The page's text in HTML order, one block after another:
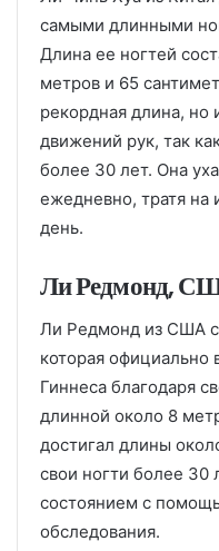
самыми длинными
Длина ее ногтей
метров и 65
рекордная длина, но
движений рук, так
более 30 лет. Она
ежедневно, тратя на
день.
Ли Редмонд,
Ли Редмонд из США
которая официально
Гиннеса благодаря
длинной около 8
достигал длины
свои ногти более 30
состоянием с
обследования.